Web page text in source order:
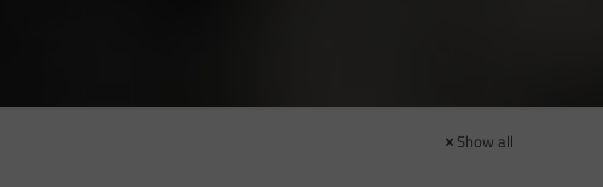
Show all